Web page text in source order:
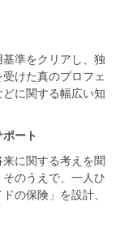
準をクリアし、独
けた真のプロフェ
に関する幅広い知
ート
に関する考えを聞
のうえで、一人ひ
の保険」を設計、